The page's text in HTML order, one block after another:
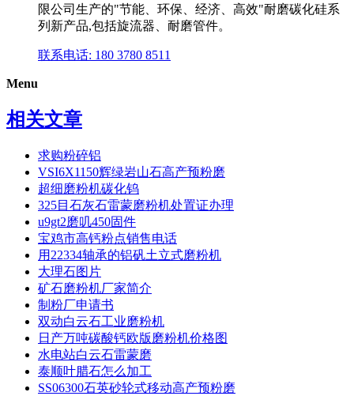
限公司生产的"节能、环保、经济、高效"耐磨碳化硅系
列新产品,包括旋流器、耐磨管件。
联系电话: 180 3780 8511
Menu
相关文章
求购粉碎铝
VSI6X1150辉绿岩山石高产预粉磨
超细磨粉机碳化钨
325目石灰石雷蒙磨粉机处置证办理
u9gt2磨叽450固件
宝鸡市高钙粉点销售电话
用22334轴承的铝矾土立式磨粉机
大理石图片
矿石磨粉机厂家简介
制粉厂申请书
双动白云石工业磨粉机
日产万吨碳酸钙欧版磨粉机价格图
水电站白云石雷蒙磨
泰顺叶腊石怎么加工
SS06300石英砂轮式移动高产预粉磨